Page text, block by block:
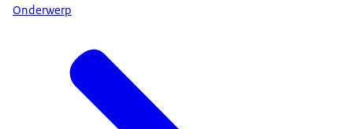
Onderwerp